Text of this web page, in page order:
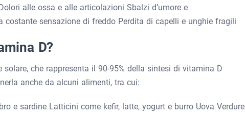
alle ossa e alle articolazioni Sbalzi d’umore e
costante sensazione di freddo Perdita di capelli e unghie fragili
D?
che rappresenta il 90-95% della sintesi di vitamina D
anche da alcuni alimenti, tra cui:
e sardine Latticini come kefir, latte, yogurt e burro Uova Verdure